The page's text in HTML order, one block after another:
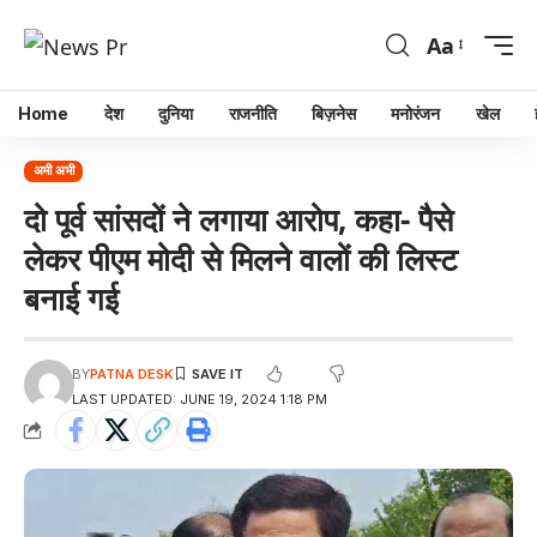
Aa
Home देश दुनिया राजनीति बिज़नेस मनोरंजन खेल
अभी अभी
दो पूर्व सांसदों ने लगाया आरोप, कहा- पैसे
लेकर पीएम मोदी से मिलने वालों की लिस्ट
बनाई गई
LAST UPDATED: JUNE 19, 2024 1:18 PM
BYPATNA DESK